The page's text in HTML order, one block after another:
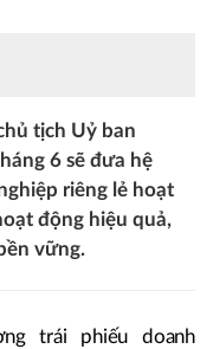
tịch Uỷ ban
6 sẽ đưa hệ
riêng lẻ hoạt
động hiệu quả,
vững.
trái phiếu doanh